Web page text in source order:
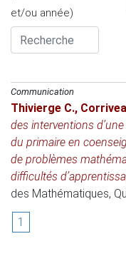
et/ou année)
Communication
Thivierge C.,
des interventions
du primaire en
de problèmes
difficultés
des Mathématiques,
1